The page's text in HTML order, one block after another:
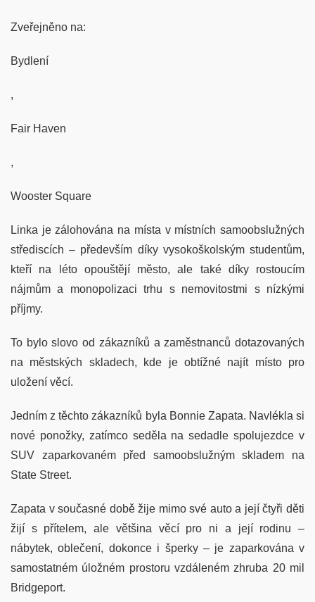
Zveřejněno na:
Bydlení
,
Fair Haven
,
Wooster Square
Linka je zálohována na místa v místních samoobslužných
střediscích – především díky vysokoškolským studentům,
kteří na léto opouštějí město, ale také díky rostoucím
nájmům a monopolizaci trhu s nemovitostmi s nízkými
příjmy.
To bylo slovo od zákazníků a zaměstnanců dotazovaných
na městských skladech, kde je obtížné najít místo pro
uložení věcí.
Jedním z těchto zákazníků byla Bonnie Zapata. Navlékla si
nové ponožky, zatímco seděla na sedadle spolujezdce v
SUV zaparkovaném před samoobslužným skladem na
State Street.
Zapata v současné době žije mimo své auto a její čtyři děti
žijí s přítelem, ale většina věcí pro ni a její rodinu –
nábytek, oblečení, dokonce i šperky – je zaparkována v
samostatném úložném prostoru vzdáleném zhruba 20 mil
Bridgeport.